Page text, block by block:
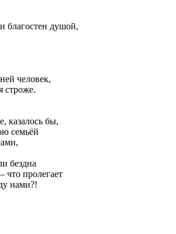
благостен душой,
человек,
строже.
казалось бы,
семьёй
бездна
что пролегает
нами?!